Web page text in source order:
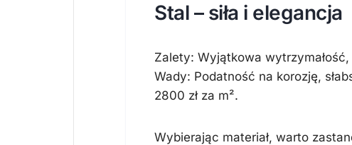
Stal – siła i elegancja
Zalety: Wyjątkowa
Wady: Podatność na korozję,
2800 zł za m².
Wybierając materiał, warto